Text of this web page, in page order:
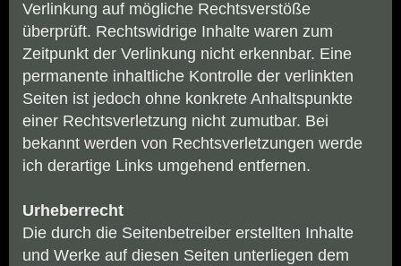
Verlinkung auf mögliche Rechtsverstöße
überprüft. Rechtswidrige Inhalte waren zum
Zeitpunkt der Verlinkung nicht erkennbar. Eine
permanente inhaltliche Kontrolle der verlinkten
Seiten ist jedoch ohne konkrete Anhaltspunkte
einer Rechtsverletzung nicht zumutbar. Bei
bekannt werden von Rechtsverletzungen werde
ich derartige Links umgehend entfernen.
Urheberrecht
Die durch die Seitenbetreiber erstellten Inhalte
und Werke auf diesen Seiten unterliegen dem